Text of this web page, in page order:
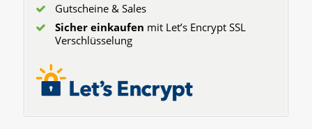
Gutscheine & Sales
Sicher einkaufen mit Let’s Encrypt SSL
Verschlüsselung